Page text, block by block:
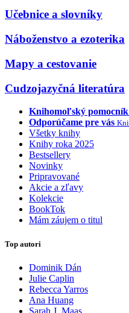
Učebnice a slovníky
Náboženstvo a ezoterika
Mapy a cestovanie
Cudzojazyčná literatúra
Knihomoľský pomocník
Odporúčame pre vás
Všetky knihy
Knihy roka 2025
Bestsellery
Novinky
Pripravované
Akcie a zľavy
Kolekcie
BookTok
Mám záujem o titul
Top autori
Dominik Dán
Julie Caplin
Rebecca Yarros
Ana Huang
Sarah J. Maas